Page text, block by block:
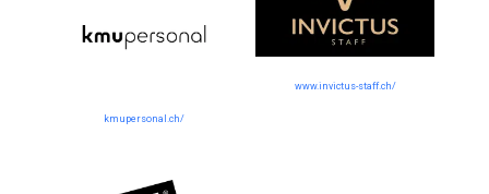
kmupersonal.ch/
www.invictus-staff.ch/